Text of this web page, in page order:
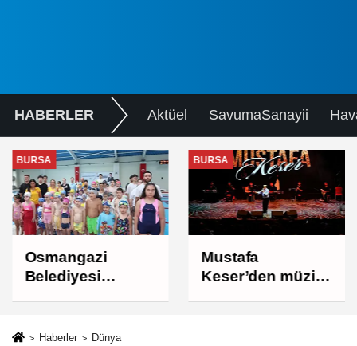
HABERLER Aktüel SavumaSanayii
BURSA
Osmangazi
Belediyesi
BURSA
Mustafa
Keser’den müzik
Haberler Dünya